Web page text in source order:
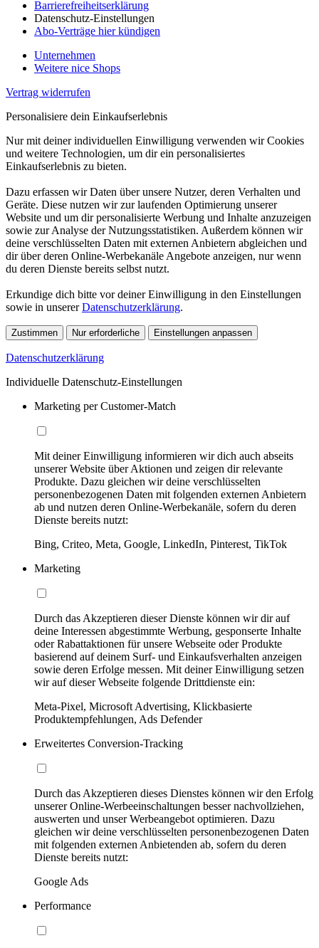
Barrierefreiheitserklärung
Datenschutz-Einstellungen
Abo-Verträge hier kündigen
Unternehmen
Weitere nice Shops
Vertrag widerrufen
Personalisiere dein Einkaufserlebnis
Nur mit deiner individuellen Einwilligung verwenden wir Cookies
und weitere Technologien, um dir ein personalisiertes
Einkaufserlebnis zu bieten.
Dazu erfassen wir Daten über unsere Nutzer, deren Verhalten und
Geräte. Diese nutzen wir zur laufenden Optimierung unserer
Website und um dir personalisierte Werbung und Inhalte anzuzeigen
sowie zur Analyse der Nutzungsstatistiken. Außerdem können wir
deine verschlüsselten Daten mit externen Anbietern abgleichen und
dir über deren Online-Werbekanäle Angebote anzeigen, nur wenn
du deren Dienste bereits selbst nutzt.
Erkundige dich bitte vor deiner Einwilligung in den Einstellungen
sowie in unsererDatenschutzerklärung.
Zustimmen Nur erforderliche Einstellungen anpassen
Datenschutzerklärung
Individuelle Datenschutz-Einstellungen
Marketing per Customer-Match
Mit deiner Einwilligung informieren wir dich auch abseits
unserer Website über Aktionen und zeigen dir relevante
Produkte. Dazu gleichen wir deine verschlüsselten
personenbezogenen Daten mit folgenden externen Anbietern
ab und nutzen deren Online-Werbekanäle, sofern du deren
Dienste bereits nutzt:
Bing, Criteo, Meta, Google, LinkedIn, Pinterest, TikTok
Marketing
Durch das Akzeptieren dieser Dienste können wir dir auf
deine Interessen abgestimmte Werbung, gesponserte Inhalte
oder Rabattaktionen für unsere Webseite oder Produkte
basierend auf deinem Surf- und Einkaufsverhalten anzeigen
sowie deren Erfolge messen. Mit deiner Einwilligung setzen
wir auf dieser Webseite folgende Drittdienste ein:
Meta-Pixel, Microsoft Advertising, Klickbasierte
Produktempfehlungen, Ads Defender
Erweitertes Conversion-Tracking
Durch das Akzeptieren dieses Dienstes können wir den Erfolg
unserer Online-Werbeeinschaltungen besser nachvollziehen,
auswerten und unser Werbeangebot optimieren. Dazu
gleichen wir deine verschlüsselten personenbezogenen Daten
mit folgenden externen Anbietenden ab, sofern du deren
Dienste bereits nutzt:
Google Ads
Performance